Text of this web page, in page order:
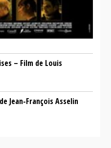
– Film de Louis
Jean-François Asselin